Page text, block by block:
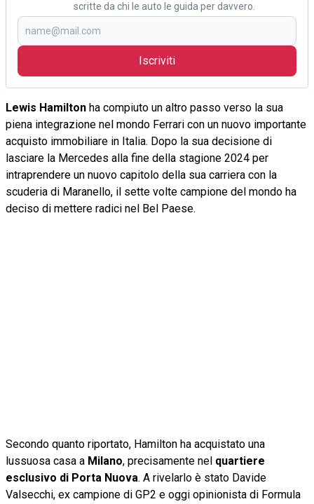
scritte da chi le auto le guida per davvero.
Iscriviti
Lewis Hamilton ha compiuto un altro passo verso la sua
piena integrazione nel mondo Ferrari con un nuovo importante
acquisto immobiliare in Italia. Dopo la sua decisione di
lasciare la Mercedes alla fine della stagione 2024 per
intraprendere un nuovo capitolo della sua carriera con la
scuderia di Maranello, il sette volte campione del mondo ha
deciso di mettere radici nel Bel Paese.
Secondo quanto riportato, Hamilton ha acquistato una
lussuosa casa a Milano, precisamente nel quartiere
esclusivo di Porta Nuova. A rivelarlo è stato Davide
Valsecchi, ex campione di GP2 e oggi opinionista di Formula